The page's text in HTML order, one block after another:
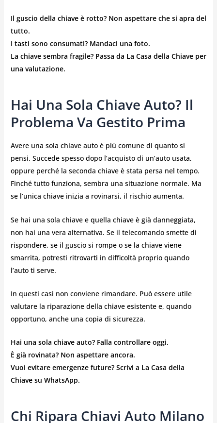
Il guscio della chiave è rotto? Non aspettare che si apra del
tutto.
I tasti sono consumati? Mandaci una foto.
La chiave sembra fragile? Passa da La Casa della Chiave per
una valutazione.
Hai Una Sola Chiave Auto? Il
Problema Va Gestito Prima
Avere una sola chiave auto è più comune di quanto si
pensi. Succede spesso dopo l’acquisto di un’auto usata,
oppure perché la seconda chiave è stata persa nel tempo.
Finché tutto funziona, sembra una situazione normale. Ma
se l’unica chiave inizia a rovinarsi, il rischio aumenta.
Se hai una sola chiave e quella chiave è già danneggiata,
non hai una vera alternativa. Se il telecomando smette di
rispondere, se il guscio si rompe o se la chiave viene
smarrita, potresti ritrovarti in difficoltà proprio quando
l’auto ti serve.
In questi casi non conviene rimandare. Può essere utile
valutare la riparazione della chiave esistente e, quando
opportuno, anche una copia di sicurezza.
Hai una sola chiave auto? Falla controllare oggi.
È già rovinata? Non aspettare ancora.
Vuoi evitare emergenze future? Scrivi a La Casa della
Chiave su WhatsApp.
Chi Ripara Chiavi Auto Milano